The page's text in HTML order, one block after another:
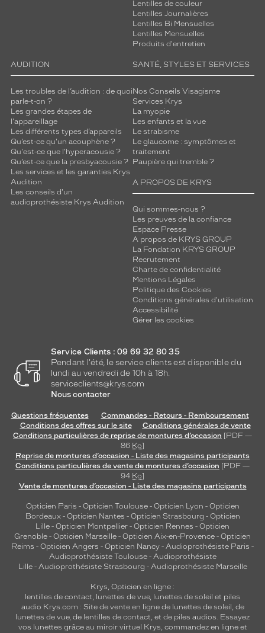
Lentilles de couleur
Lentilles Journalières
Lentilles Bi Mensuelles
Lentilles Mensuelles
Produits d'entretien
AUDITION
Les troubles de l’audition : de quoi
parle-t-on ?
Les grandes étapes de
l'appareillage
Les différents types d’appareils
Qu’est-ce qu'un acouphène ?
Qu'est-ce que l'hyperacousie ?
Qu’est-ce que la presbyacousie ?
Les services et les garanties Krys
Audition
Les conseils d'un
audioprothésiste Krys Audition
SANTÉ, STYLES ET SERVICES
Nos Conseils Visagisme
Services Krys
La myopie
Les enfants et la vue
Le strabisme
Le glaucome : symptômes et
traitement
Paupière qui tremble ?
A PROPOS DE KRYS
Qui sommes-nous ?
Les preuves de la confiance
Espace Presse
A propos de KRYS GROUP
La Fondation KRYS GROUP
Recrutement
Charte de confidentialité
Mentions Légales
Politique des Cookies
Conditions générales d'utilisation
Accessibilité
Gérer les cookies
Service Clients : 09 69 32 80 35
Pendant l'été, le service clients est disponible du
lundi au vendredi de 10h à 18h.
serviceclients@krys.com
Nous contacter
Questions fréquentes
Commandes - Retours - Remboursement
Conditions des offres sur le site
Conditions générales de vente
Conditions particulières de reprise de montures d’occasion [PDF —
86 Ko]
Reprise de montures d’occasion - Liste des magasins participants
Conditions particulières de vente de montures d’occasion [PDF —
94 Ko]
Vente de montures d’occasion - Liste des magasins participants
Opticien Paris - Opticien Toulouse- Opticien Lyon - Opticien
Bordeaux- Opticien Nantes - Opticien Strasbourg - Opticien
Lille - Opticien Montpellier - Opticien Rennes - Opticien
Grenoble - Opticien Marseille - Opticien Aix-en-Provence - Opticien
Reims - Opticien Angers - Opticien Nancy - Audioprothésiste Paris -
Audioprothésiste Toulouse- Audioprothésiste
Lille- Audioprothésiste Strasbourg - Audioprothésiste Marseille
Krys, Opticien en ligne :
lentilles de contact, lunettes de vue, lunettes de soleil et piles
audio Krys.com : Site de vente en ligne de lunettes de soleil, de
lunettes de vue, de lentilles de contact, et de piles audios. Essayez
vos lunettes grâce au miroir virtuel Krys, commandez en ligne et